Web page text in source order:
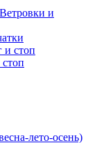
Ветровки и